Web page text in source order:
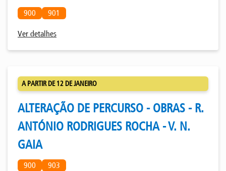
900 901
Ver detalhes
A PARTIR DE 12 DE JANEIRO
ALTERAÇÃO DE PERCURSO - OBRAS - R.
ANTÓNIO RODRIGUES ROCHA - V. N.
GAIA
900 903